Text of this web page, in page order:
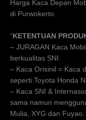
Harga Kaca Depan
di Purwokerto
“KETENTUAN
– JURAGAN Kaca
berkualitas SNI.
– Kaca Orisinil = Kaca
seperti Toyota Honda
– Kaca SNI &
sama namun
Mulia, XYG dan Fuyao.